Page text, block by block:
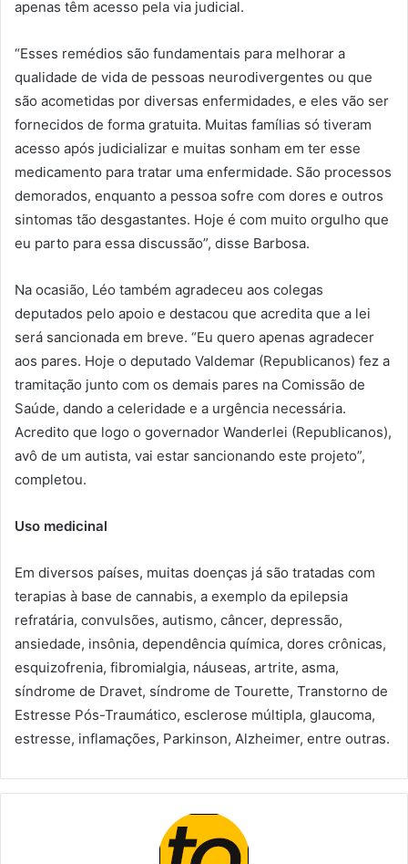
apenas têm acesso pela via judicial.
“Esses remédios são fundamentais para melhorar a
qualidade de vida de pessoas neurodivergentes ou que
são acometidas por diversas enfermidades, e eles vão ser
fornecidos de forma gratuita. Muitas famílias só tiveram
acesso após judicializar e muitas sonham em ter esse
medicamento para tratar uma enfermidade. São processos
demorados, enquanto a pessoa sofre com dores e outros
sintomas tão desgastantes. Hoje é com muito orgulho que
eu parto para essa discussão”, disse Barbosa.
Na ocasião, Léo também agradeceu aos colegas
deputados pelo apoio e destacou que acredita que a lei
será sancionada em breve. “Eu quero apenas agradecer
aos pares. Hoje o deputado Valdemar (Republicanos) fez a
tramitação junto com os demais pares na Comissão de
Saúde, dando a celeridade e a urgência necessária.
Acredito que logo o governador Wanderlei (Republicanos),
avô de um autista, vai estar sancionando este projeto”,
completou.
Uso medicinal
Em diversos países, muitas doenças já são tratadas com
terapias à base de cannabis, a exemplo da epilepsia
refratária, convulsões, autismo, câncer, depressão,
ansiedade, insônia, dependência química, dores crônicas,
esquizofrenia, fibromialgia, náuseas, artrite, asma,
síndrome de Dravet, síndrome de Tourette, Transtorno de
Estresse Pós-Traumático, esclerose múltipla, glaucoma,
estresse, inflamações, Parkinson, Alzheimer, entre outras.